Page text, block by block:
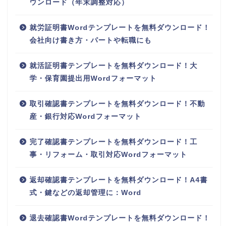
ウンロード（年末調整対応）
就労証明書Wordテンプレートを無料ダウンロード！
会社向け書き方・パートや転職にも
就活証明書テンプレートを無料ダウンロード！大
学・保育園提出用Wordフォーマット
取引確認書テンプレートを無料ダウンロード！不動
産・銀行対応Wordフォーマット
完了確認書テンプレートを無料ダウンロード！工
事・リフォーム・取引対応Wordフォーマット
返却確認書テンプレートを無料ダウンロード！A4書
式・鍵などの返却管理に：Word
退去確認書Wordテンプレートを無料ダウンロード！